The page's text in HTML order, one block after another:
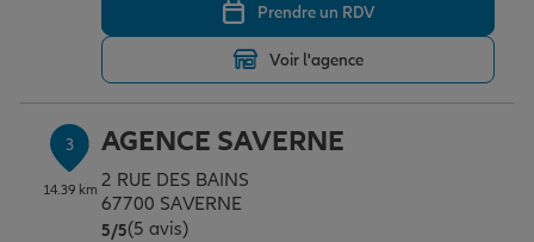
Garantie des accidents de la vie
Assurance scolaire
Prendre un RDV
Voir l'agence
3
14.39 km
AGENCE SAVERNE
2 RUE DES BAINS
67700 SAVERNE
5/5Note de 5 sur 5
(5 avis)